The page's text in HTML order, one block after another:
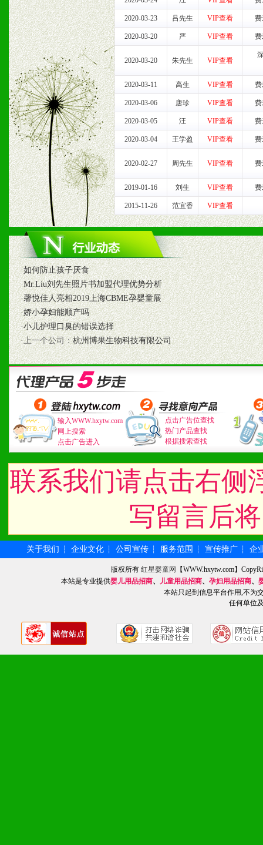
七、招商代理（全国各地）
1、认同我们的经营理念。
2、具备较好商业信誉和资
3、具备区域内良好的终端
4、具备一定业务团队能力
道，医药渠道并为之提供
5、具备较强的市场操作意
八、品牌产品
1、不断提升品牌的知名度
2、不断开创新产品不断满
化。
九、加盟优势
1、广告企划支持：产品手
品全面配赠，免费提供软
册、专柜咨询手册等各种
2、市场保护支持：供优质
统一底价供货、严格保证
3、对代理商、经销商提供
单，税务发票，产品质量
4、营销技术支持：因地制
专柜、社区、HS、名人营
5、返利奖励支持：累计
6、售后服务支持：营销全
培训等企业售后服务。
2020-03-23 吕先生 VIP查看
2020-03-20 严 VIP查看
2020-03-20 朱先生 VIP查看
2020-03-11 高生 VIP查看
2020-03-06 唐珍 VIP查看
2020-03-05 汪 VIP查看
2020-03-04 王学盈 VIP查看
2020-02-27 周先生 VIP查看
2019-01-16 刘生 VIP查看
2015-11-26 范宜香 VIP查看
·如何防止孩子厌食
·Mr.Liu刘先生照片书加盟代理优势分析
·馨悦佳人亮相2019上海CBME孕婴童展
·娇小孕妇能顺产吗
·小儿护理口臭的错误选择
·上一个公司：杭州博果生物科技有限公司
输入WWW.hxytw.com
网上搜索
点击广告进入
点击广告位查找
热门产品查找
根据搜索查找
联系我们请点击右侧
写留言后
关于我们 ┆ 企业文化 ┆ 公司宣传 ┆ 服务范围 ┆ 宣传推广 ┆ 企
版权所有红星婴童网
【WWW.hxytw.com】
本站是专业提供婴儿用品招商、 儿童用品招商、 孕妇用品招商、
本站只起到信息平台作用,不为
任何单位